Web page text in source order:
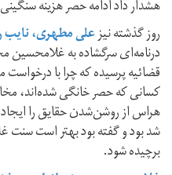
هشدار داد ادامه حصر هزینه
روز گذشته نیزعلی مطهری،
درنامه‌ای سرگشاده به
قضائیه پرسیده که چرا با
کسانی که حصر خانگی شده‌اند،
هراس از روشن‌شدن حقایق را
شد بود و گفته بود بهتر است
برچیده شود.